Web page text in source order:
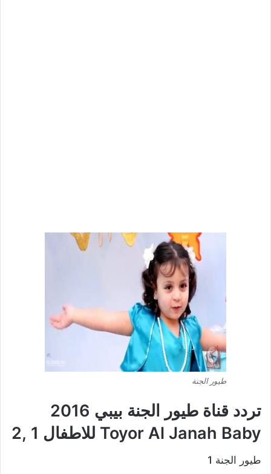
طيور الجنة
تردد قناة طيور الجنة بيبي 2016
Toyor Al Janah Baby للاطفال 1 ,2
طيور الجنة 1